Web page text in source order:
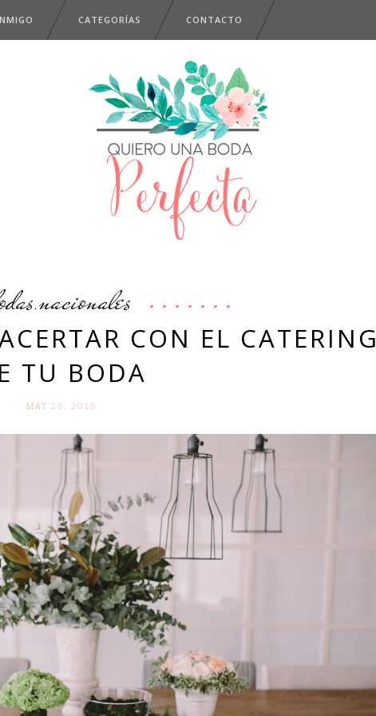
CATEGORÍAS CONTACTO
,nacionales
CON EL CATERING
TU BODA
MAY 26. 2016